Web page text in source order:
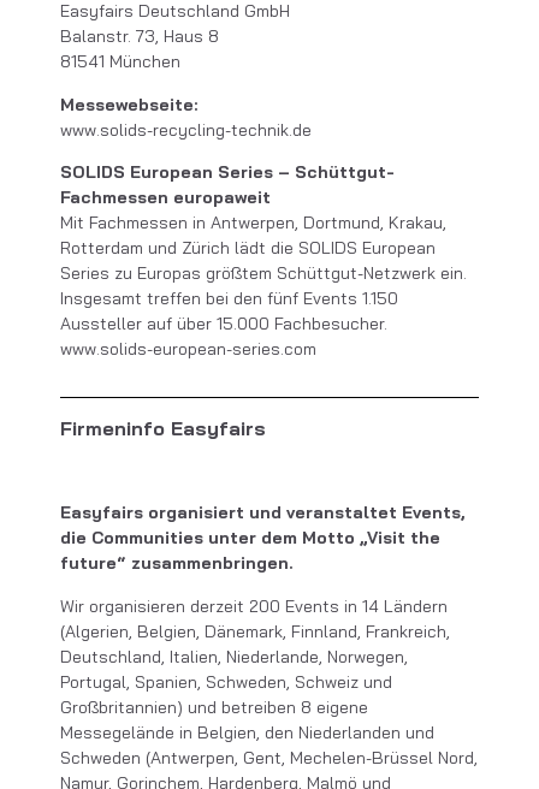
Easyfairs Deutschland GmbH
Balanstr. 73, Haus 8
81541 München
Messewebseite:
www.solids-recycling-technik.de
SOLIDS European Series – Schüttgut-
Fachmessen europaweit
Mit Fachmessen in Antwerpen, Dortmund, Krakau,
Rotterdam und Zürich lädt die SOLIDS European
Series zu Europas größtem Schüttgut-Netzwerk ein.
Insgesamt treffen bei den fünf Events 1.150
Aussteller auf über 15.000 Fachbesucher.
www.solids-european-series.com
Firmeninfo Easyfairs
Easyfairs organisiert und veranstaltet Events,
die Communities unter dem Motto „Visit the
future“ zusammenbringen.
Wir organisieren derzeit 200 Events in 14 Ländern
(Algerien, Belgien, Dänemark, Finnland, Frankreich,
Deutschland, Italien, Niederlande, Norwegen,
Portugal, Spanien, Schweden, Schweiz und
Großbritannien) und betreiben 8 eigene
Messegelände in Belgien, den Niederlanden und
Schweden (Antwerpen, Gent, Mechelen-Brüssel Nord,
Namur, Gorinchem, Hardenberg, Malmö und